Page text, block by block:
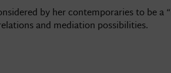
by her contemporaries to be
and mediation possibilities.